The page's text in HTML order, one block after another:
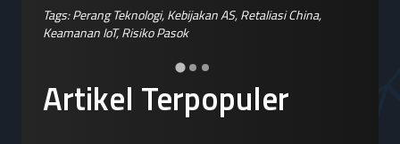
Artikel Terpopuler
Tags:Perang Teknologi,Kebijakan AS,Retaliasi China,
Keamanan IoT,Risiko Pasok